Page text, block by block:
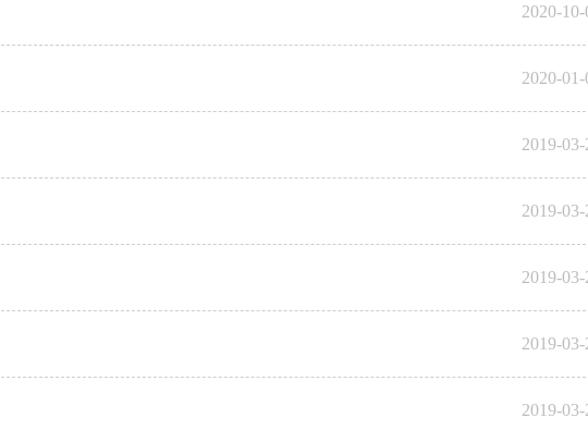
2020-
2020-
2019-
2019-
2019-
2019-
2019-